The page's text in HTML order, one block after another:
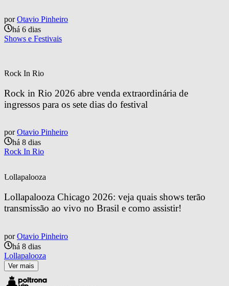
por Otavio Pinheiro
há 6 dias
Shows e Festivais
Rock In Rio
Rock in Rio 2026 abre venda extraordinária de
ingressos para os sete dias do festival
por Otavio Pinheiro
há 8 dias
Rock In Rio
Lollapalooza
Lollapalooza Chicago 2026: veja quais shows terão
transmissão ao vivo no Brasil e como assistir!
por Otavio Pinheiro
há 8 dias
Lollapalooza
Ver mais